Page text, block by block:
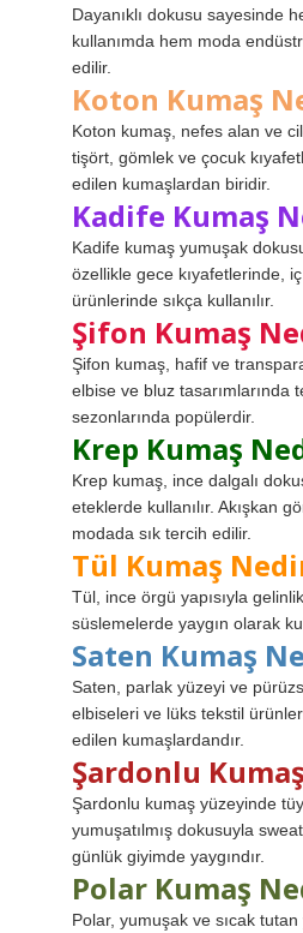
Dayanıklı dokusu sayesinde
kullanımda hem moda
edilir.
Koton Kumaş
Koton kumaş, nefes alan ve
tişört, gömlek ve çocuk
edilen kumaşlardan biridir.
Kadife Kumaş
Kadife kumaş yumuşak
özellikle gece kıyafetlerinde,
ürünlerinde sıkça kullanılır.
Şifon Kumaş
Şifon kumaş, hafif ve
elbise ve bluz tasarımlarında
sezonlarında popülerdir.
Krep Kumaş
Krep kumaş, ince dalgalı
eteklerde kullanılır. Akışkan
modada sık tercih edilir.
Tül Kumaş
Tül, ince örgü yapısıyla
süslemelerde yaygın olarak
Saten Kumaş
Saten, parlak yüzeyi ve
elbiseleri ve lüks tekstil
edilen kumaşlardandır.
Şardonlu
Şardonlu kumaş yüzeyinde tüy
yumuşatılmış dokusuyla
günlük giyimde yaygındır.
Polar Kumaş
Polar, yumuşak ve sıcak tutan